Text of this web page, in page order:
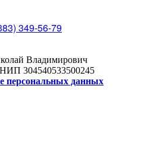
349-56-79
Владимирович
304540533500245
персональных данных